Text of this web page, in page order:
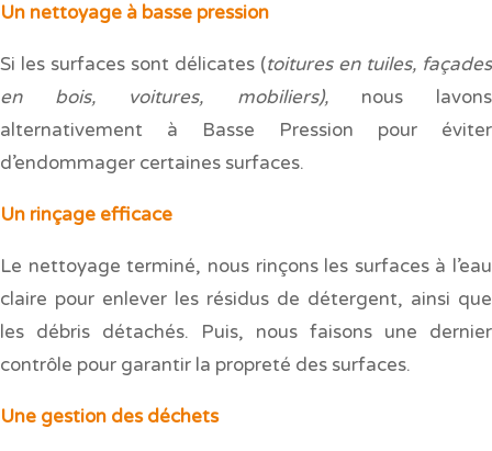
Un nettoyage à basse pression
Si les surfaces sont délicates (toitures en tuiles, façades
en bois, voitures, mobiliers),nous lavons
alternativement à Basse Pression pour éviter
d’endommager certaines surfaces.
Un rinçage efficace
Le nettoyage terminé, nous rinçons les surfaces à l’eau
claire pour enlever les résidus de détergent, ainsi que
les débris détachés. Puis, nous faisons une dernier
contrôle pour garantir la propreté des surfaces.
Une gestion des déchets